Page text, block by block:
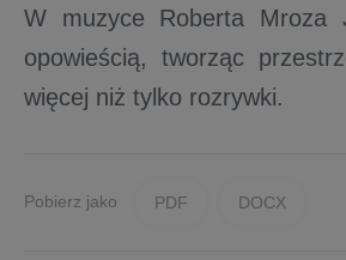
W muzyce Roberta Mroza
opowieścią, tworząc
więcej niż tylko rozrywki.
Pobierz jako PDF DOCX